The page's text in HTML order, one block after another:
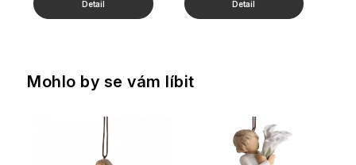
Mohlo by se vám líbit